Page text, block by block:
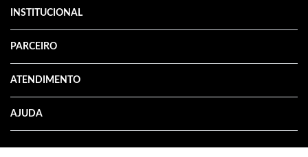
INSTITUCIONAL
PARCEIRO
ATENDIMENTO
AJUDA